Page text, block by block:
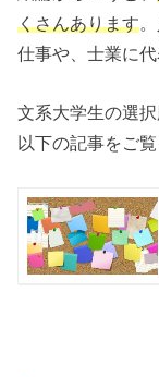
くさんあります
仕事や、士業に
文系大学生の選
以下の記事をご覧